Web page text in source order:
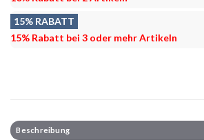
15% RABATT
15% Rabatt bei 3 oder mehr Artikeln
Beschreibung